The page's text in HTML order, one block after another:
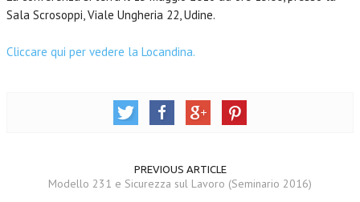
Sala Scrosoppi, Viale Ungheria 22, Udine.
Cliccare qui per vedere la Locandina.
PREVIOUS ARTICLE
Modello 231 e Sicurezza sul Lavoro (Seminario 2016)